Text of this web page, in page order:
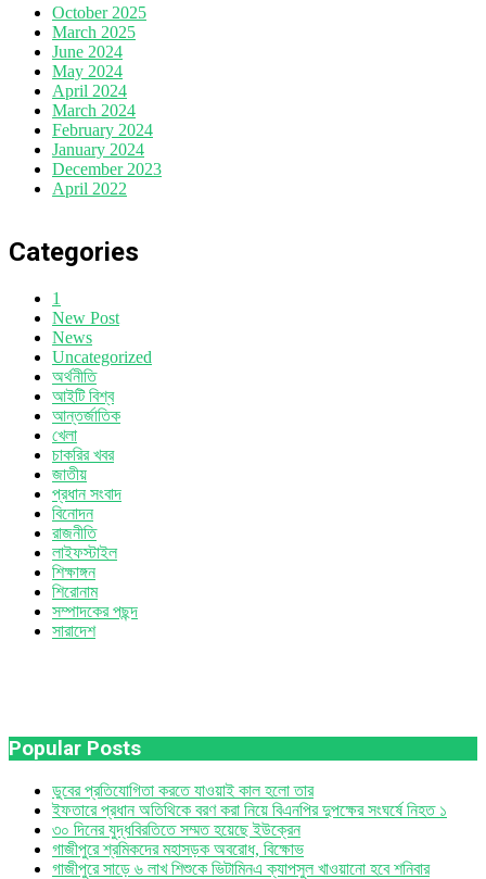
October 2025
March 2025
June 2024
May 2024
April 2024
March 2024
February 2024
January 2024
December 2023
April 2022
Categories
1
New Post
News
Uncategorized
অর্থনীতি
আইটি বিশ্ব
আন্তর্জাতিক
খেলা
চাকরির খবর
জাতীয়
প্রধান সংবাদ
বিনোদন
রাজনীতি
লাইফস্টাইল
শিক্ষাঙ্গন
শিরোনাম
সম্পাদকের পছন্দ
সারাদেশ
Popular Posts
ডুবের প্রতিযোগিতা করতে যাওয়াই কাল হলো তার
ইফতারে প্রধান অতিথিকে বরণ করা নিয়ে বিএনপির দুপক্ষের সংঘর্ষে নিহত ১
৩০ দিনের যুদ্ধবিরতিতে সম্মত হয়েছে ইউক্রেন
গাজীপুরে শ্রমিকদের মহাসড়ক অবরোধ, বিক্ষোভ
গাজীপুরে সাড়ে ৬ লাখ শিশুকে ভিটামিনএ ক্যাপসুল খাওয়ানো হবে শনিবার